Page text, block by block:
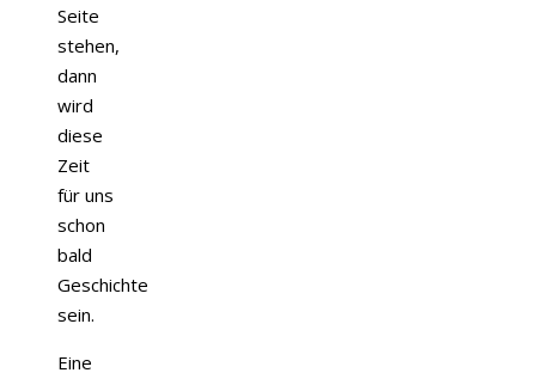
Seite
stehen,
dann
wird
diese
Zeit
für uns
schon
bald
Geschichte
sein.
Eine